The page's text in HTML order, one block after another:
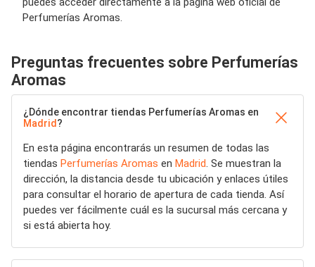
Perfumerías Aromas.
Preguntas frecuentes sobre Perfumerías
Aromas
¿Dónde encontrar tiendas Perfumerías Aromas en
Madrid ?
En esta página encontrarás un resumen de todas las
tiendas Perfumerías Aromas en Madrid. Se muestran la
dirección, la distancia desde tu ubicación y enlaces útiles
para consultar el horario de apertura de cada tienda. Así
puedes ver fácilmente cuál es la sucursal más cercana y
si está abierta hoy.